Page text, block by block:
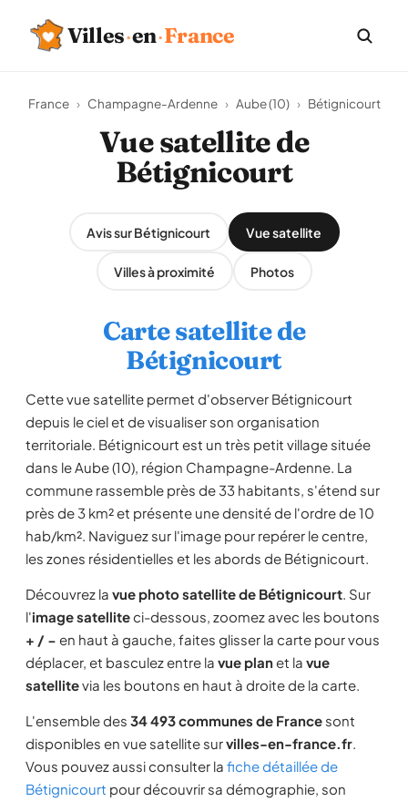
Villes·en·France
France › Champagne-Ardenne › Aube (10) › Bétignicourt
Vue satellite de
Bétignicourt
Avis sur Bétignicourt Vue satellite
Villes à proximité Photos
Carte satellite de
Bétignicourt
Cette vue satellite permet d'observer Bétignicourt
depuis le ciel et de visualiser son organisation
territoriale. Bétignicourt est un très petit village située
dans le Aube (10), région Champagne-Ardenne. La
commune rassemble près de 33 habitants, s'étend sur
près de 3 km² et présente une densité de l'ordre de 10
hab/km². Naviguez sur l'image pour repérer le centre,
les zones résidentielles et les abords de Bétignicourt.
Découvrez la vue photo satellite de Bétignicourt. Sur
l'image satelliteci-dessous, zoomez avec les boutons
+ / − en haut à gauche, faites glisser la carte pour vous
déplacer, et basculez entre la vue planet la vue
satellitevia les boutons en haut à droite de la carte.
L'ensemble des 34 493 communes de France sont
disponibles en vue satellite survilles-en-france.fr.
Vous pouvez aussi consulter la fiche détaillée de
Bétignicourt pour découvrir sa démographie, son